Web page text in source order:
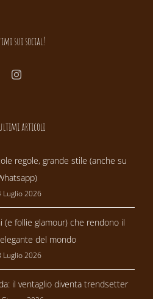
sui social!
articoli
regole, grande stile (anche su
Luglio 2026
(e follie glamour) che rendono il
del mondo
Luglio 2026
il ventaglio diventa trendsetter